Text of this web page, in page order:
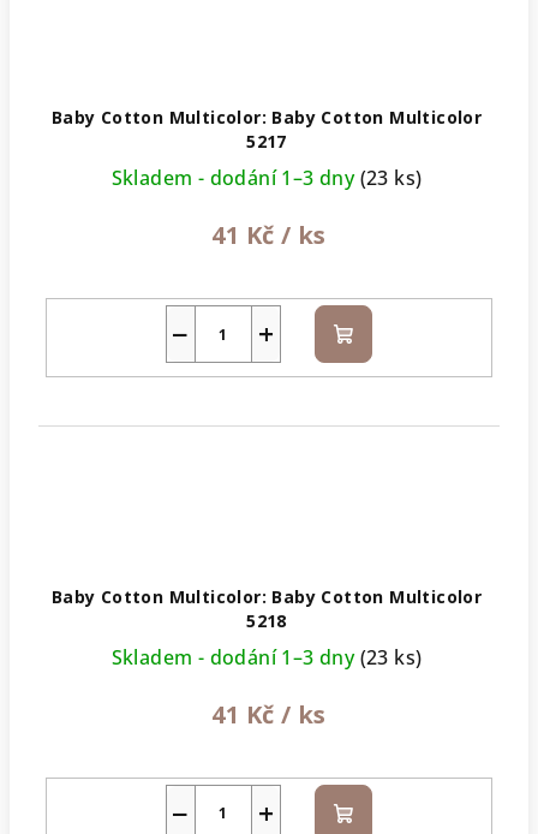
Baby Cotton Multicolor: Baby Cotton Multicolor
5217
Skladem - dodání 1–3 dny(23 ks)
41 Kč / ks
+
− Do
košíku
Baby Cotton Multicolor: Baby Cotton Multicolor
5218
Skladem - dodání 1–3 dny(23 ks)
41 Kč / ks
+
− Do